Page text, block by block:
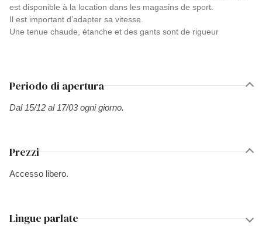
est disponible à la location dans les magasins de sport.
Il est important d’adapter sa vitesse.
Une tenue chaude, étanche et des gants sont de rigueur
Periodo di apertura
Dal 15/12 al 17/03 ogni giorno.
Prezzi
Accesso libero.
Lingue parlate